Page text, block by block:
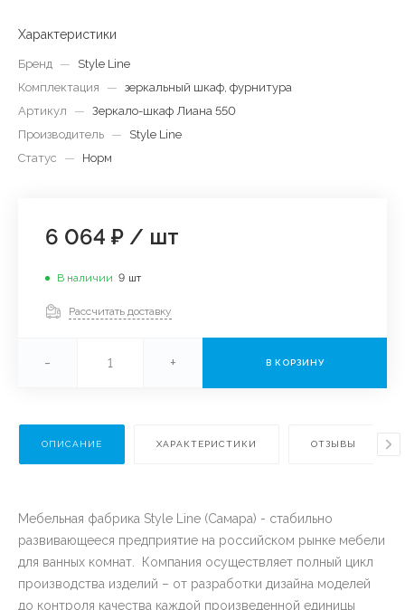
Характеристики
Бренд —
Style Line
Комплектация
— зеркальный шкаф, фурнитура
Артикул
— Зеркало-шкаф Лиана 550
Производитель —
Style Line
Статус
— Норм
6 064 ₽ / шт
В наличии 9 шт
Рассчитать доставку
- + В КОРЗИНУ
ОПИСАНИЕ ХАРАКТЕРИСТИКИ ОТЗЫВЫ
Мебельная фабрика Style Line (Самара) - стабильно
развивающееся предприятие на российском рынке мебели
для ванных комнат. Компания осуществляет полный цикл
производства изделий – от разработки дизайна моделей
до контроля качества каждой произведенной единицы